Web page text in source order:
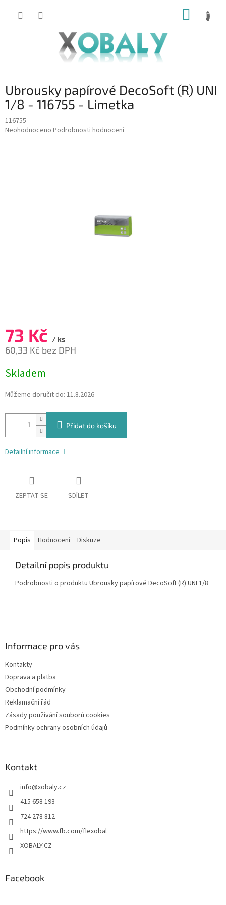
KOŠÍK
Ubrousky papírové DecoSoft (R) UNI
1/8 - 116755 - Limetka
116755
Průměrné
Neohodnoceno Podrobnosti hodnocení
73 Kč / ks
60,33 Kč bez DPH
cena:
Skladem
Můžeme doručit do: 11.8.2026
Přidat do košíku
Detailní informace
ZEPTAT SE SDÍLET
Popis Hodnocení Diskuze
Detailní popis produktu
Podrobnosti o produktu Ubrousky papírové DecoSoft (R) UNI 1/8
Informace pro vás
Kontakty
Doprava a platba
Obchodní podmínky
Reklamační řád
Zásady používání souborů cookies
Podmínky ochrany osobních údajů
Kontakt
info@xobaly.cz
415 658 193
724 278 812
https://www.fb.com/flexobal
XOBALY.CZ
Facebook